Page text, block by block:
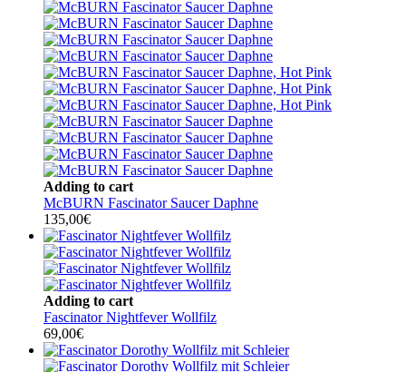
Adding to cart
McBURN Fascinator Saucer Daphne
135,00€
Adding to cart
Fascinator Nightfever Wollfilz
69,00€